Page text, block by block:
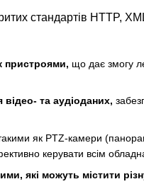
стандартів HTTP,
пристроями, що дає змогу
та аудіоданих,
як PTZ-камери
керувати всім
які можуть містити